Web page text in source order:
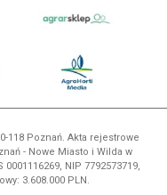
118 Poznań. Akta rejestrowe
- Nowe Miasto i Wilda w
NIP 7792573719,
3.608.000 PLN.